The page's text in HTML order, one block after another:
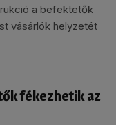
a befektetők
vásárlók helyzetét
fékezhetik az